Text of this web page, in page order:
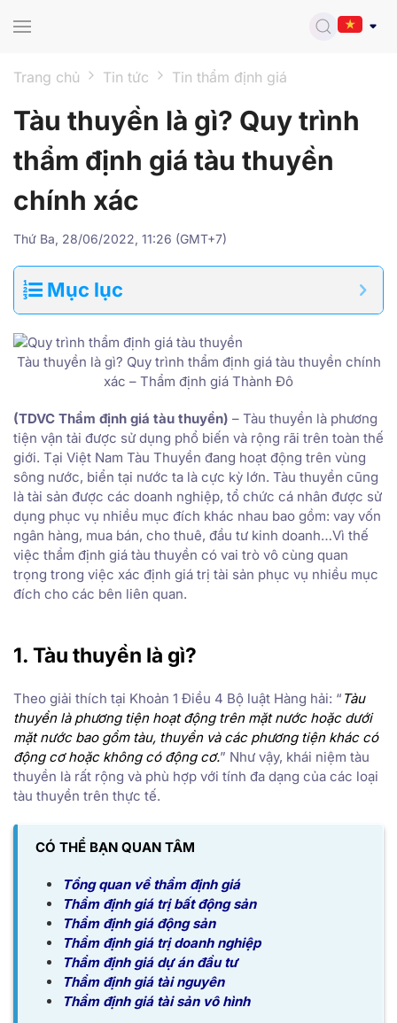
Trang chủ Tin tức Tin thẩm định giá
Tàu thuyền là gì? Quy trình
thẩm định giá tàu thuyền
chính xác
Thứ Ba, 28/06/2022, 11:26 (GMT+7)
Mục lục
Tàu thuyền là gì? Quy trình thẩm định giá tàu thuyền chính
xác – Thẩm định giá Thành Đô
(TDVC Thẩm định giá tàu thuyền) – Tàu thuyền là phương
tiện vận tải được sử dụng phổ biến và rộng rãi trên toàn thế
giới. Tại Việt Nam Tàu Thuyền đang hoạt động trên vùng
sông nước, biển tại nước ta là cực kỳ lớn. Tàu thuyền cũng
là tài sản được các doanh nghiệp, tổ chức cá nhân được sử
dụng phục vụ nhiều mục đích khác nhau bao gồm: vay vốn
ngân hàng, mua bán, cho thuê, đầu tư kinh doanh…Vì thế
việc thẩm định giá tàu thuyền có vai trò vô cùng quan
trọng trong việc xác định giá trị tài sản phục vụ nhiều mục
đích cho các bên liên quan.
1. Tàu thuyền là gì?
Theo giải thích tại Khoản 1 Điều 4 Bộ luật Hàng hải: “ Tàu
thuyền là phương tiện hoạt động trên mặt nước hoặc dưới
mặt nước bao gồm tàu, thuyền và các phương tiện khác có
động cơ hoặc không có động cơ.” Như vậy, khái niệm tàu
thuyền là rất rộng và phù hợp với tính đa dạng của các loại
tàu thuyền trên thực tế.
CÓ THỂ BẠN QUAN TÂM
Tổng quan về thẩm định giá
Thẩm định giá trị bất động sản
Thẩm định giá động sản
Thẩm định giá trị doanh nghiệp
Thẩm định giá dự án đầu tư
Thẩm định giá tài nguyên
Thẩm định giá tài sản vô hình